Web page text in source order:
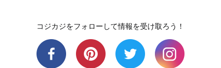
コジカジをフォローして情報を受け取ろう！